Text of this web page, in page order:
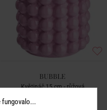
BUBBLE
Květináč 15 cm - růžová
fungovalo...